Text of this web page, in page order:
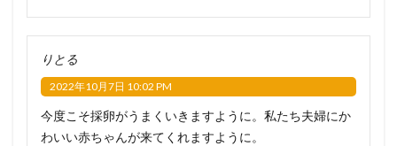
りとる
2022年10月7日 10:02 PM
今度こそ採卵がうまくいきますように。私たち夫婦にか
わいい赤ちゃんが来てくれますように。